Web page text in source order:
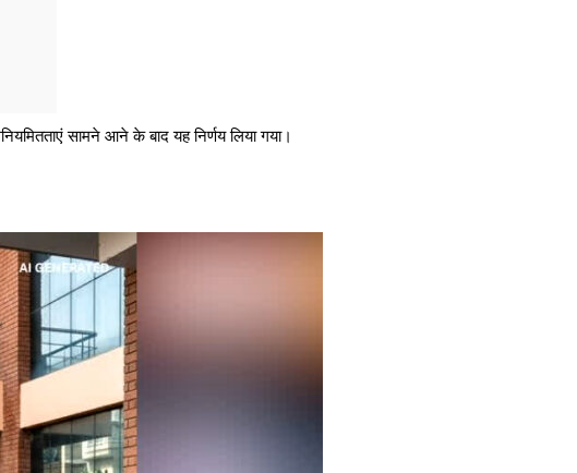
सामने आने के बाद यह निर्णय लिया गया।